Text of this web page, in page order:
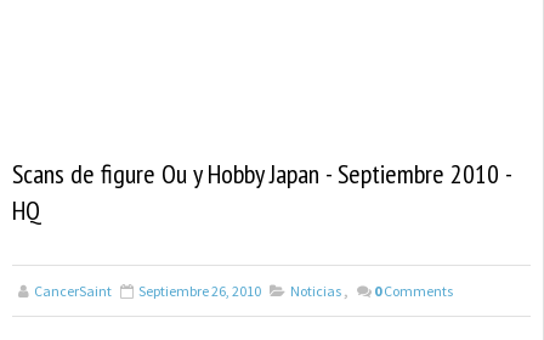
Scans de figure Ou y Hobby Japan - Septiembre 2010 -
HQ
CancerSaint Septiembre 26, 2010 Noticias , 0 Comments